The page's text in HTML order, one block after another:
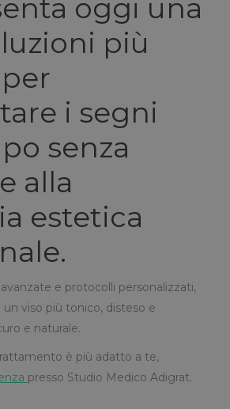
oggi una
più
i segni
senza
alla
estetica
e protocolli personalizzati,
viso più tonico, disteso e
e naturale.
è più adatto a te,
presso Studio Medico Adigrat.